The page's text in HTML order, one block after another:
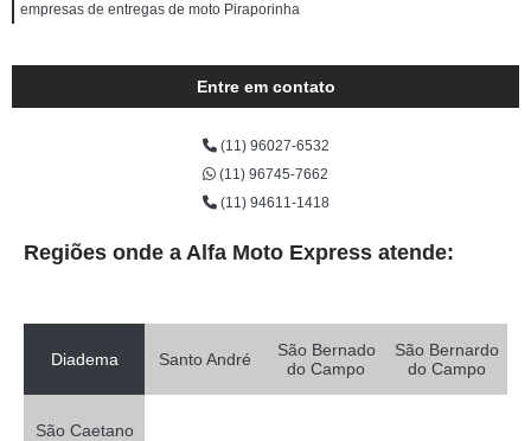
empresas de entregas de moto Piraporinha
Entre em contato
(11) 96027-6532
(11) 96745-7662
(11) 94611-1418
Regiões onde a Alfa Moto Express atende:
Diadema Santo André
São Bernado
do Campo
São Bernardo
do Campo
São Caetano